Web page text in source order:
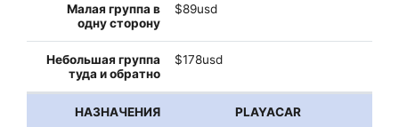
$89usd
$178usd
PLAYACAR